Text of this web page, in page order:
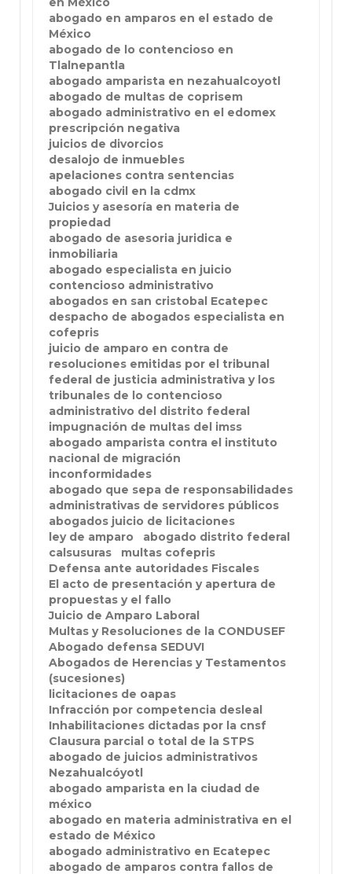
abogado en amparos en el estado de
México
abogado de lo contencioso en
Tlalnepantla
abogado amparista en nezahualcoyotl
abogado de multas de coprisem
abogado administrativo en el edomex
prescripción negativa
juicios de divorcios
desalojo de inmuebles
apelaciones contra sentencias
abogado civil en la cdmx
Juicios y asesoría en materia de
propiedad
abogado de asesoria juridica e
inmobiliaria
abogado especialista en juicio
contencioso administrativo
abogados en san cristobal Ecatepec
despacho de abogados especialista en
cofepris
juicio de amparo en contra de
resoluciones emitidas por el tribunal
federal de justicia administrativa y los
tribunales de lo contencioso
administrativo del distrito federal
impugnación de multas del imss
abogado amparista contra el instituto
nacional de migración
inconformidades
abogado que sepa de responsabilidades
administrativas de servidores públicos
abogados juicio de licitaciones
ley de amparo
abogado distrito federal
calsusuras
multas cofepris
Defensa ante autoridades Fiscales
El acto de presentación y apertura de
propuestas y el fallo
Juicio de Amparo Laboral
Multas y Resoluciones de la CONDUSEF
Abogado defensa SEDUVI
Abogados de Herencias y Testamentos
(sucesiones)
licitaciones de oapas
Infracción por competencia desleal
Inhabilitaciones dictadas por la cnsf
Clausura parcial o total de la STPS
abogado de juicios administrativos
Nezahualcóyotl
abogado amparista en la ciudad de
méxico
abogado en materia administrativa en el
estado de México
abogado administrativo en Ecatepec
abogado de amparos contra fallos de